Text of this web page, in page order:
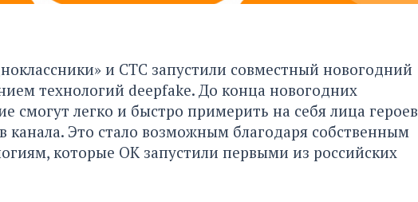
и СТС запустили совместный новогодний
технологий deepfake. До конца новогодних
смогут легко и быстро примерить на себя лица героев
канала. Это стало возможным благодаря собственным
которые ОК запустили первыми из российских